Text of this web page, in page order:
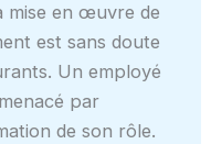
mise en œuvre de
est sans doute
Un employé
par
de son rôle.